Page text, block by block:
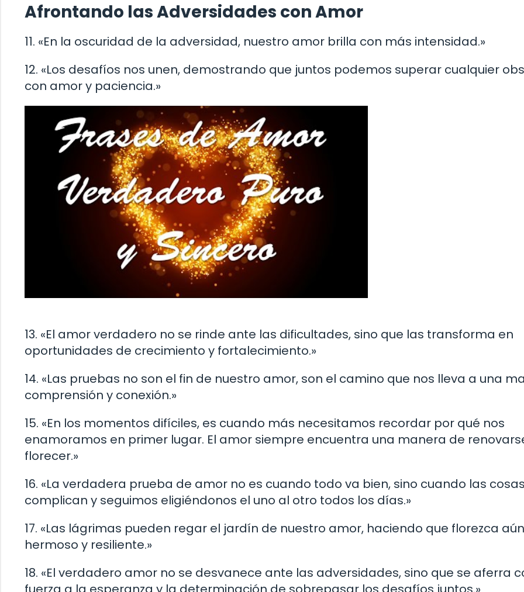
Afrontando las Adversidades con Amor
11. «En la oscuridad de la adversidad, nuestro amor brilla con más intensidad.»
12. «Los desafíos nos unen, demostrando que juntos podemos superar cualquier
con amor y paciencia.»
13. «El amor verdadero no se rinde ante las dificultades, sino que las transforma en
oportunidades de crecimiento y fortalecimiento.»
14. «Las pruebas no son el fin de nuestro amor, son el camino que nos lleva a una
comprensión y conexión.»
15. «En los momentos difíciles, es cuando más necesitamos recordar por qué nos
enamoramos en primer lugar. El amor siempre encuentra una manera de
florecer.»
16. «La verdadera prueba de amor no es cuando todo va bien, sino cuando las
complican y seguimos eligiéndonos el uno al otro todos los días.»
17. «Las lágrimas pueden regar el jardín de nuestro amor, haciendo que florezca
hermoso y resiliente.»
18. «El verdadero amor no se desvanece ante las adversidades, sino que se aferra